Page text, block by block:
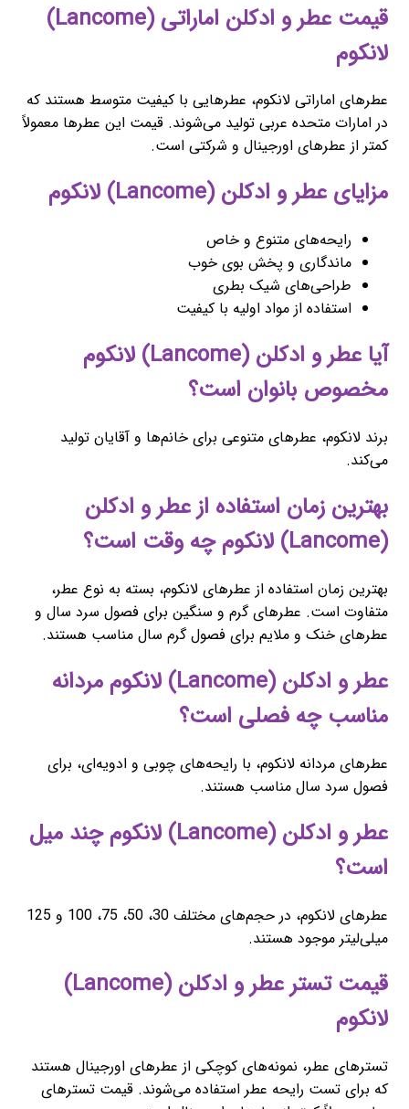
قیمت عطر و ادکلن اماراتی (Lancome)
لانکوم
عطرهای اماراتی لانکوم، عطرهایی با کیفیت متوسط هستند که
در امارات متحده عربی تولید می‌شوند. قیمت این عطرها معمولاً
کمتر از عطرهای اورجینال و شرکتی است.
مزایای عطر و ادکلن (Lancome) لانکوم
رایحه‌های متنوع و خاص
ماندگاری و پخش بوی خوب
طراحی‌های شیک بطری
استفاده از مواد اولیه با کیفیت
آیا عطر و ادکلن (Lancome) لانکوم
مخصوص بانوان است؟
برند لانکوم، عطرهای متنوعی برای خانم‌ها و آقایان تولید
می‌کند.
بهترین زمان استفاده از عطر و ادکلن
(Lancome) لانکوم چه وقت است؟
بهترین زمان استفاده از عطرهای لانکوم، بسته به نوع عطر،
متفاوت است. عطرهای گرم و سنگین برای فصول سرد سال و
عطرهای خنک و ملایم برای فصول گرم سال مناسب هستند.
عطر و ادکلن (Lancome) لانکوم مردانه
مناسب چه فصلی است؟
عطرهای مردانه لانکوم، با رایحه‌های چوبی و ادویه‌ای، برای
فصول سرد سال مناسب هستند.
عطر و ادکلن (Lancome) لانکوم چند میل
است؟
عطرهای لانکوم، در حجم‌های مختلف 30، 50، 75، 100 و 125
میلی‌لیتر موجود هستند.
قیمت تستر عطر و ادکلن (Lancome)
لانکوم
تسترهای عطر، نمونه‌های کوچکی از عطرهای اورجینال هستند
که برای تست رایحه عطر استفاده می‌شوند. قیمت تسترهای